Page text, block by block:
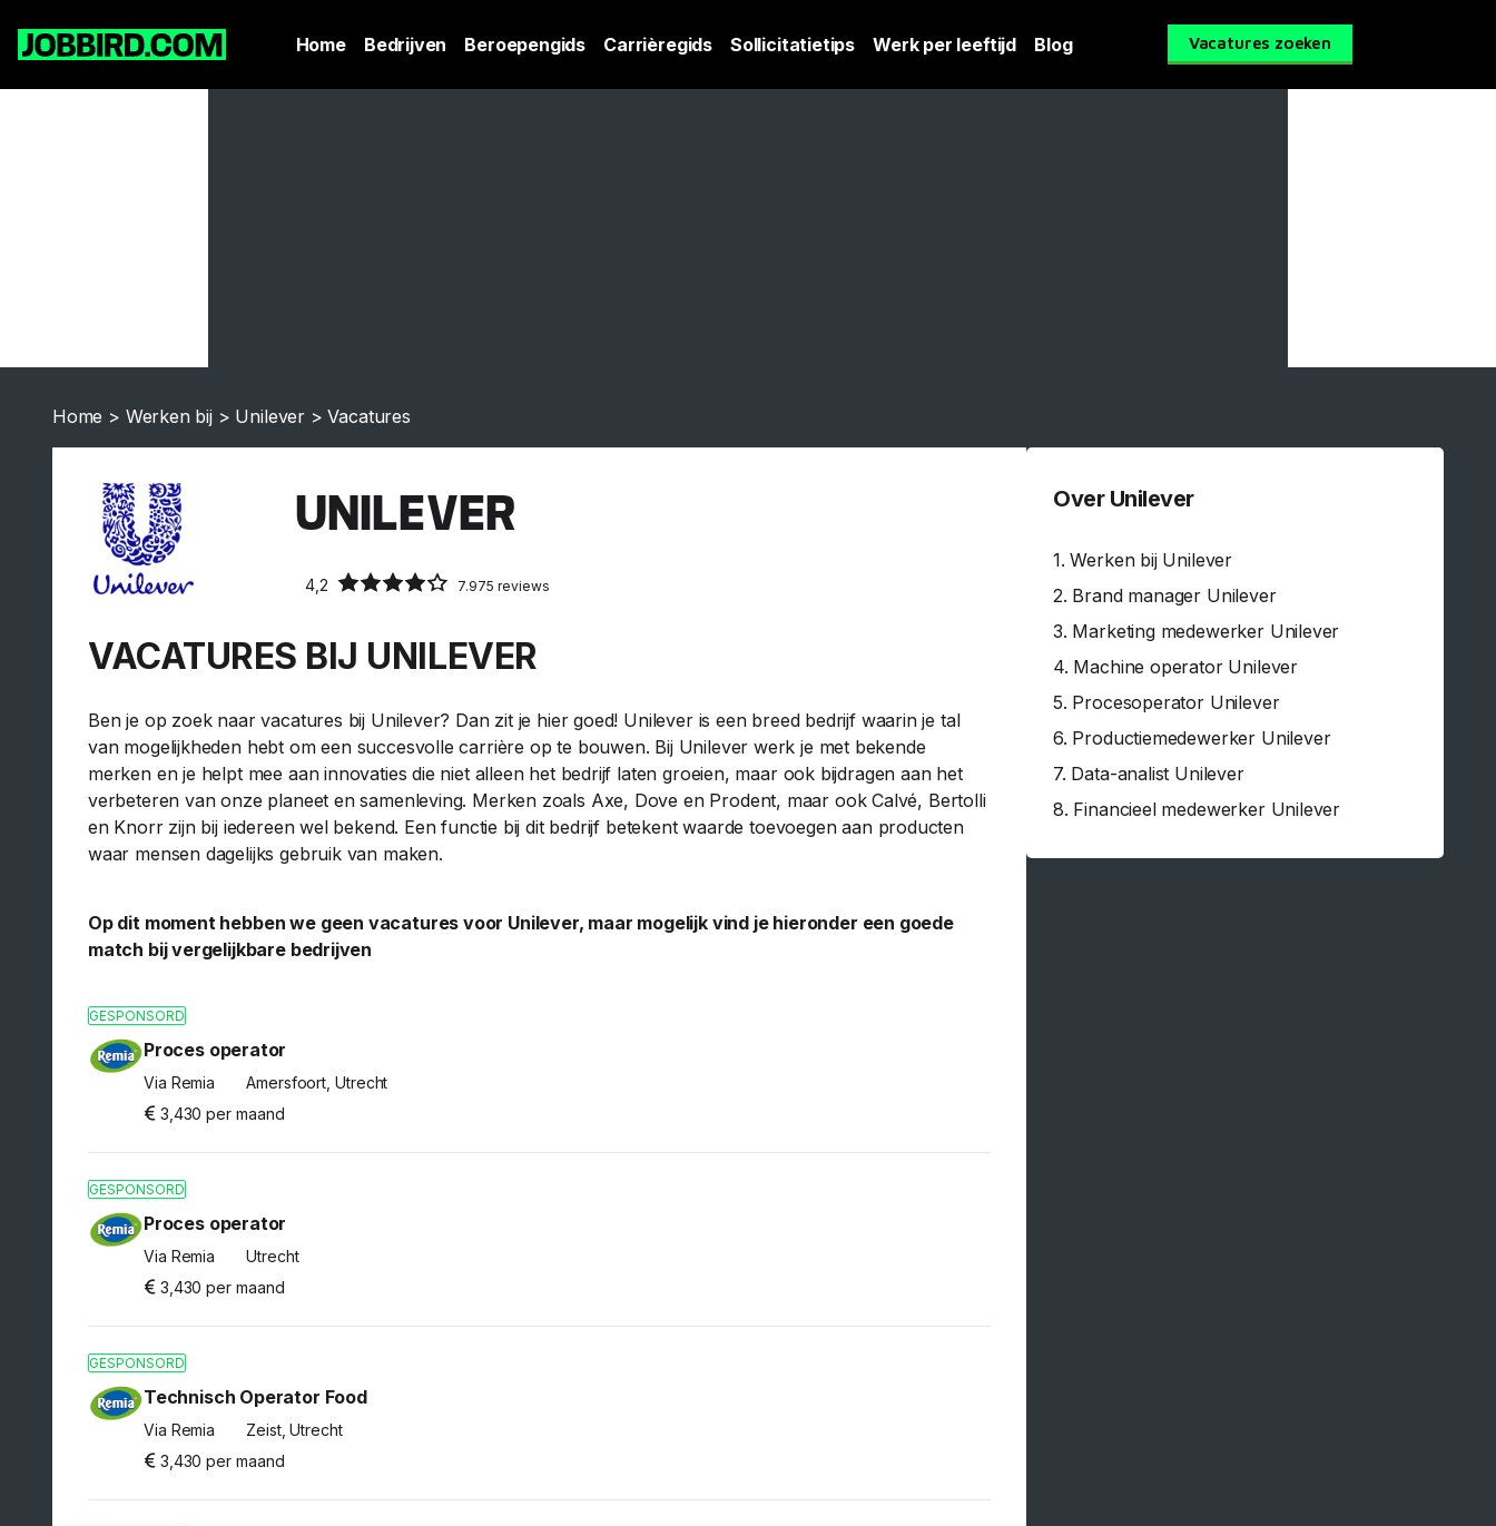
Home Bedrijven Beroepengids Carrièregids Sollicitatietips Werk per leeftijd Blog Vacatures zoeken
Home > Werken bij > Unilever>Vacatures
Over Unilever
1.Werken bij Unilever
2. Brand manager Unilever
3. Marketing medewerker Unilever
4. Machine operator Unilever
5. Procesoperator Unilever
6. Productiemedewerker Unilever
7. Data-analist Unilever
8. Financieel medewerker Unilever
UNILEVER
4,2 7.975 reviews
VACATURES BIJ UNILEVER
Ben je op zoek naar vacatures bij Unilever? Dan zit je hier goed! Unilever is een breed bedrijf waarin je tal
van mogelijkheden hebt om een succesvolle carrière op te bouwen. Bij Unilever werk je met bekende
merken en je helpt mee aan innovaties die niet alleen het bedrijf laten groeien, maar ook bijdragen aan het
verbeteren van onze planeet en samenleving. Merken zoals Axe, Dove en Prodent, maar ook Calvé, Bertolli
en Knorr zijn bij iedereen wel bekend. Een functie bij dit bedrijf betekent waarde toevoegen aan producten
waar mensen dagelijks gebruik van maken.
Op dit moment hebben we geen vacatures voor Unilever, maar mogelijk vind je hieronder een goede
match bij vergelijkbare bedrijven
GESPONSORD
Proces operator
Via Remia
Amersfoort, Utrecht
3,430 per maand
GESPONSORD
Proces operator
Via Remia
Utrecht
3,430 per maand
GESPONSORD
Technisch Operator Food
Via Remia
Zeist, Utrecht
3,430 per maand